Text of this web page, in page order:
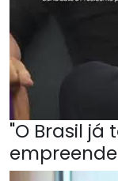
"O Brasil já